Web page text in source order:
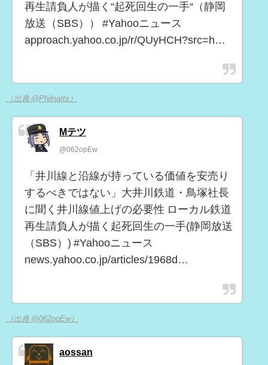
再生請負人が描く“起死回生の一手“（静岡
放送（SBS）） #Yahooニュース
approach.yahoo.co.jp/r/QUyHCH?src=h…
（出典 @Philnatts）
Mテツ
@062opEw
「井川線と沿線が持っている価値を安売り
するべきではない」大井川鉄道・鳥塚社長
に聞く井川線値上げの必要性 ローカル鉄道
再生請負人が描く起死回生の一手(静岡放送
（SBS）) #Yahooニュース
news.yahoo.co.jp/articles/1968d…
（出典 @062opEw）
aossan